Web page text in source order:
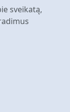
sveikatą,